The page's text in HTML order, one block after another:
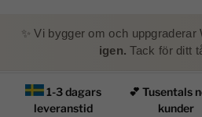
✨ Vi bygger om och uppgraderar
igen. Tack för ditt
1-3 dagars
leveranstid
💕 Tusentals
kunder